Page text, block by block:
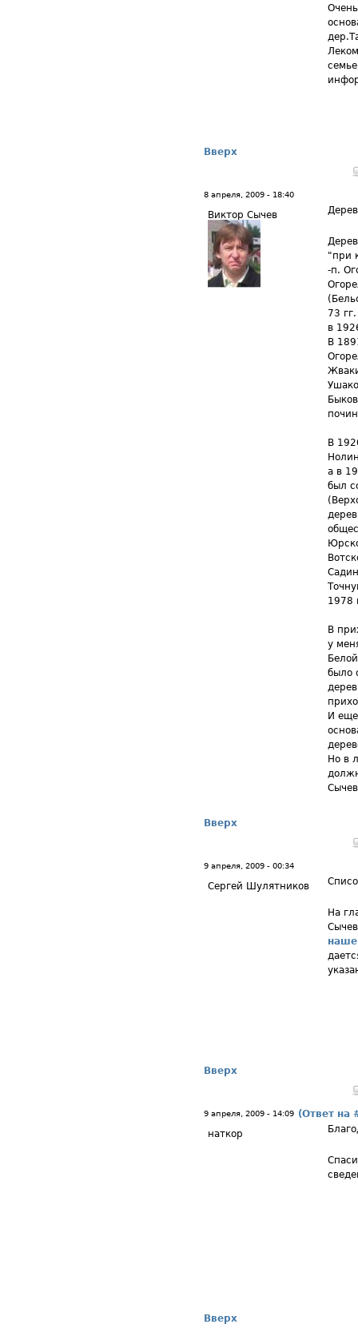
Вверх
8 апреля, 2009 - 18:40
Виктор Сычев
"при
-п.
73
в
В
В
а в
был
1978
В
у
было
И
Но в
Вверх
9 апреля, 2009 - 00:34
Сергей Шулятников
На
Вверх
9 апреля, 2009 - 14:09 (Ответ на
наткор
Вверх